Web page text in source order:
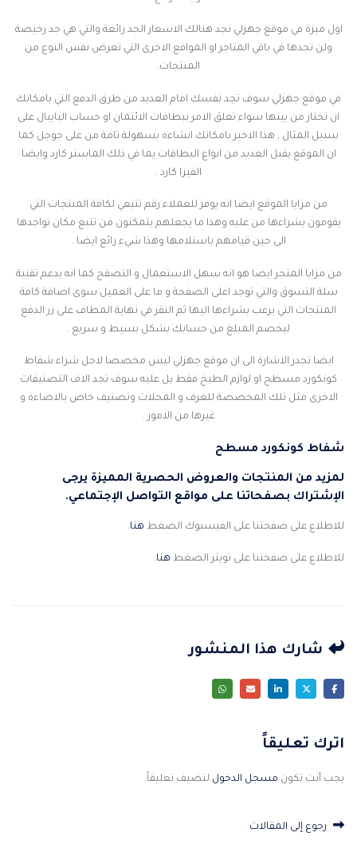
اول ميزة في موقع جهزلي نجد هنالك الاسعار الجد رائعة والتي هي جد رخيصة
ولن تجدها في باقي المتاجر او المواقع الاخرى التي تعرض نفس النوع من
المنتجات.
في موقع جهزلي سوف تجد نفسك امام العديد من طرق الدفع التي بامكانك
ان تختار من بينها سواء تعلق الامر ببطاقات الائتمان او حساب البايبال على
سبيل المثال , هذا الاخير بامكانك انشاءه بسهولة تامة من على جوجل كما
ان الموقع يقبل العديد من انواع البطاقات يما في ذلك الماستر كارد وايضا
الفيزا كارد .
من مزايا الموقع ايضا انه يوفر للعملاء رقم تتبعي لكافة المنتجات التي
يقومون بشراءها من عليه وهذا ما يجعلهم يتمكنون من تتبع مكان تواجدها
الى حين قيامهم باستلامها وهذا شيء رائع ايضا .
من مزايا المتجر ايضا هو انه سهل الاستعمال و التصفح كما انه يدعم تقنية
سلة التسوق والتي توجد اعلى الصفحة و ما على العميل سوى اضافة كافة
المنتجات التي يرغب بشراءها اليها ثم النقر في نهاية المطاف على زر الدفع
ليخصم المبلغ من حسابك بشكل بسيط و سريع .
ايضا تجدر الاشارة الى ان موقع جهزلي ليس مخصصا لاجل شراء شفاط
كونكورد مسطح او لوازم الطبخ فقط بل عليه سوف تجد الاف التصنيفات
الاخرى مثل تلك المخصصة للغرف و المحلات وتصنيف خاص بالاضاءة و
غيرها من الامور .
شفاط كونكورد مسطح
لمزيد من المنتجات والعروض الحصرية المميزة يرجى
الإشتراك بصفحاتنا على مواقع التواصل الإجتماعي.
للاطلاع على صفحتنا على الفيسبوك الضغط هنا.
للاطلاع على صفختنا على تويتر الضغط هنا.
شارك هذا المنشور
اترك تعليقاً
يجب أنت تكون مسجل الدخول لتضيف تعليقاً.
رجوع إلى المقالات